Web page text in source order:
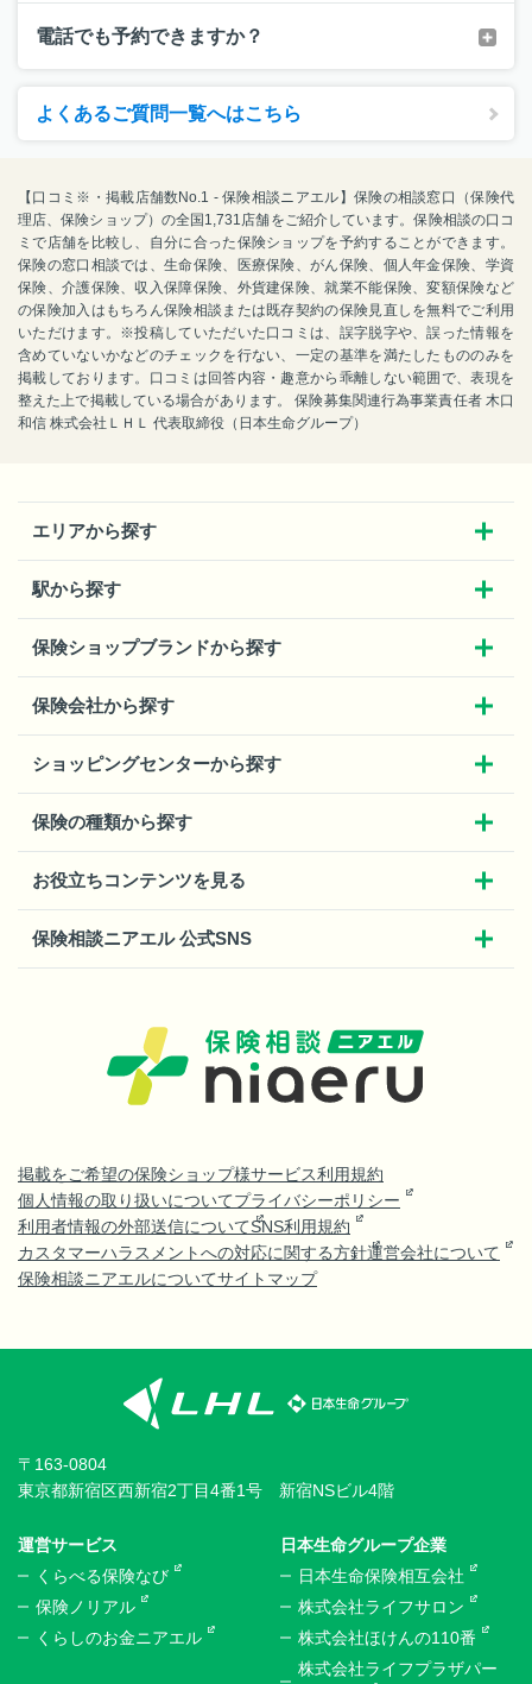
電話でも予約できますか？
よくあるご質問一覧へはこちら
【口コミ※・掲載店舗数No.1 - 保険相談ニアエル】保険の相談窓口（保険代
理店、保険ショップ）の全国1,731店舗をご紹介しています。保険相談の口コ
ミで店舗を比較し、自分に合った保険ショップを予約することができます。
保険の窓口相談では、生命保険、医療保険、がん保険、個人年金保険、学資
保険、介護保険、収入保障保険、外貨建保険、就業不能保険、変額保険など
の保険加入はもちろん保険相談または既存契約の保険見直しを無料でご利用
いただけます。※投稿していただいた口コミは、誤字脱字や、誤った情報を
含めていないかなどのチェックを行ない、一定の基準を満たしたもののみを
掲載しております。口コミは回答内容・趣意から乖離しない範囲で、表現を
整えた上で掲載している場合があります。 保険募集関連行為事業責任者 木口
和信 株式会社ＬＨＬ 代表取締役（日本生命グループ）
エリアから探す
駅から探す
保険ショップブランドから探す
保険会社から探す
ショッピングセンターから探す
保険の種類から探す
お役立ちコンテンツを見る
保険相談ニアエル 公式SNS
掲載をご希望の保険ショップ様サービス利用規約
個人情報の取り扱いについてプライバシーポリシー
利用者情報の外部送信についてSNS利用規約
カスタマーハラスメントへの対応に関する方針運営会社について
保険相談ニアエルについてサイトマップ
〒163-0804
東京都新宿区西新宿2丁目4番1号 新宿NSビル4階
運営サービス
くらべる保険なび
保険ノリアル
くらしのお金ニアエル
日本生命グループ企業
日本生命保険相互会社
株式会社ライフサロン
株式会社ほけんの110番
株式会社ライフプラザパー